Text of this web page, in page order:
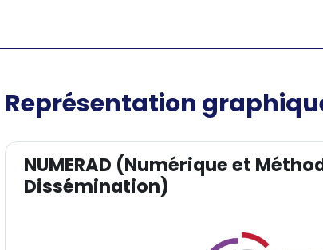
Représentation
Section outline
NUMERAD (Numérique et
Dissémination)